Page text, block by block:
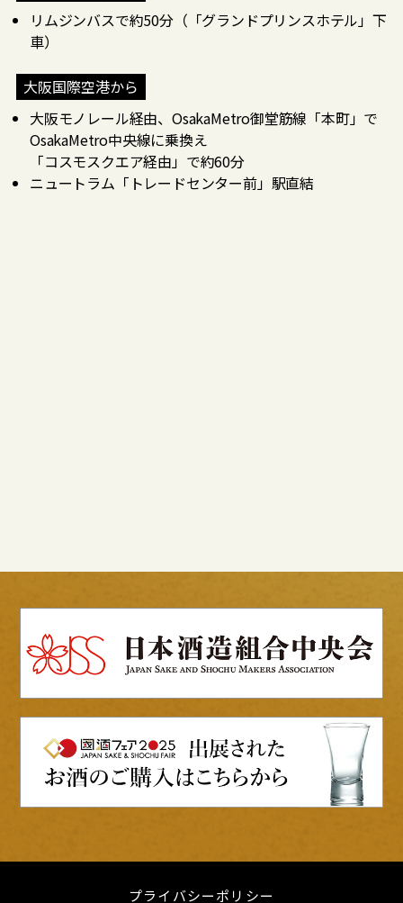
リムジンバスで約50分（「グランドプリンスホテル」下
車）
大阪国際空港から
大阪モノレール経由、OsakaMetro御堂筋線「本町」で
OsakaMetro中央線に乗換え
「コスモスクエア経由」で約60分
ニュートラム「トレードセンター前」駅直結
プライバシーポリシー